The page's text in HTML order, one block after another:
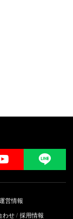
YouTube
営情報
わせ 採用情報